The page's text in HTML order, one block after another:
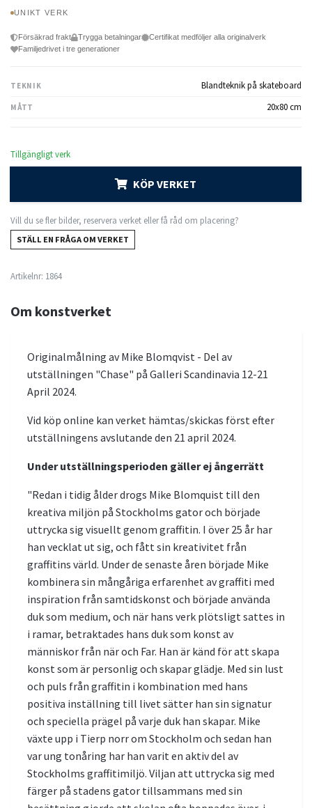
UNIKT VERK
Försäkrad frakt Trygga betalningar
Certifikat medföljer alla originalverk
Familjedrivet i tre generationer
TEKNIK Blandteknik på skateboard
MÅTT 20x80 cm
Tillgängligt verk
KÖP VERKET
Vill du se fler bilder, reservera verket eller få råd om placering?
STÄLL EN FRÅGA OM VERKET
Artikelnr: 1864
Om konstverket
Originalmålning av Mike Blomqvist - Del av
utställningen "Chase" på Galleri Scandinavia 12-21
April 2024.
Vid köp online kan verket hämtas/skickas först efter
utställningens avslutande den 21 april 2024.
Under utställningsperioden gäller ej ångerrätt
"Redan i tidig ålder drogs Mike Blomquist till den
kreativa miljön på Stockholms gator och började
uttrycka sig visuellt genom graffitin. I över 25 år har
han vecklat ut sig, och fått sin kreativitet från
graffitins värld. Under de senaste åren började Mike
kombinera sin mångåriga erfarenhet av graffiti med
inspiration från samtidskonst och började använda
duk som medium, och när hans verk plötsligt sattes in
i ramar, betraktades hans duk som konst av
människor från när och Far. Han är känd för att skapa
konst som är personlig och skapar glädje. Med sin lust
och puls från graffitin i kombination med hans
positiva inställning till livet sätter han sin signatur
och speciella prägel på varje duk han skapar. Mike
växte upp i Tierp norr om Stockholm och sedan han
var ung tonåring har han varit en aktiv del av
Stockholms graffitimiljö. Viljan att uttrycka sig med
färger på stadens gator tillsammans med sin